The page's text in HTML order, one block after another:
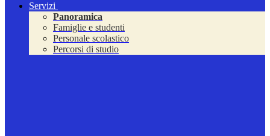
Servizi
Panoramica
Famiglie e studenti
Personale scolastico
Percorsi di studio